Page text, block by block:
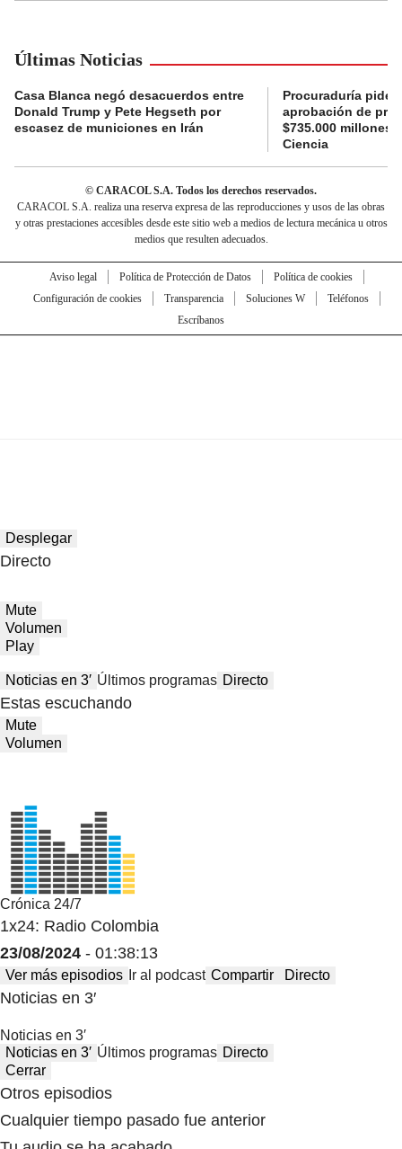
Últimas Noticias
Casa Blanca negó desacuerdos entre
Donald Trump y Pete Hegseth por
escasez de municiones en Irán
Procuraduría pide
aprobación de
$735.000 millones
Ciencia
© CARACOL S.A. Todos los derechos reservados.
CARACOL S.A. realiza una reserva expresa de las reproducciones y usos de las obras
y otras prestaciones accesibles desde este sitio web a medios de lectura mecánica u otros
medios que resulten adecuados.
Aviso legal Política de Protección de Datos
Política de cookies
Configuración de cookies
Transparencia Soluciones W
Teléfonos
Escríbanos
Desplegar
Directo
Mute
Volumen
Play
Noticias en 3′ Últimos programas Directo
Estas escuchando
Mute
Volumen
Crónica 24/7
1x24: Radio Colombia
23/08/2024 - 01:38:13
Ver más episodios Ir al podcast Compartir Directo
Noticias en 3′
Noticias en 3′
Noticias en 3′ Últimos programas Directo
Cerrar
Otros episodios
Cualquier tiempo pasado fue anterior